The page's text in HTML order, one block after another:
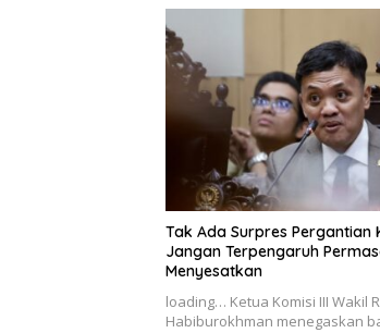
Tak Ada Surpres Pergantian
Jangan Terpengaruh
Menyesatkan
loading… Ketua Komisi III Wakil
Habiburokhman menegaskan